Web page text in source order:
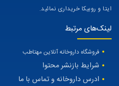
ایتا و روبیکا خریداری نمائید.
لینک‌های مرتبط
فروشگاه داروخانه آنلاین مهتاطب
شرایط بازنشر محتوا
ادرس داروخانه و تماس با ما